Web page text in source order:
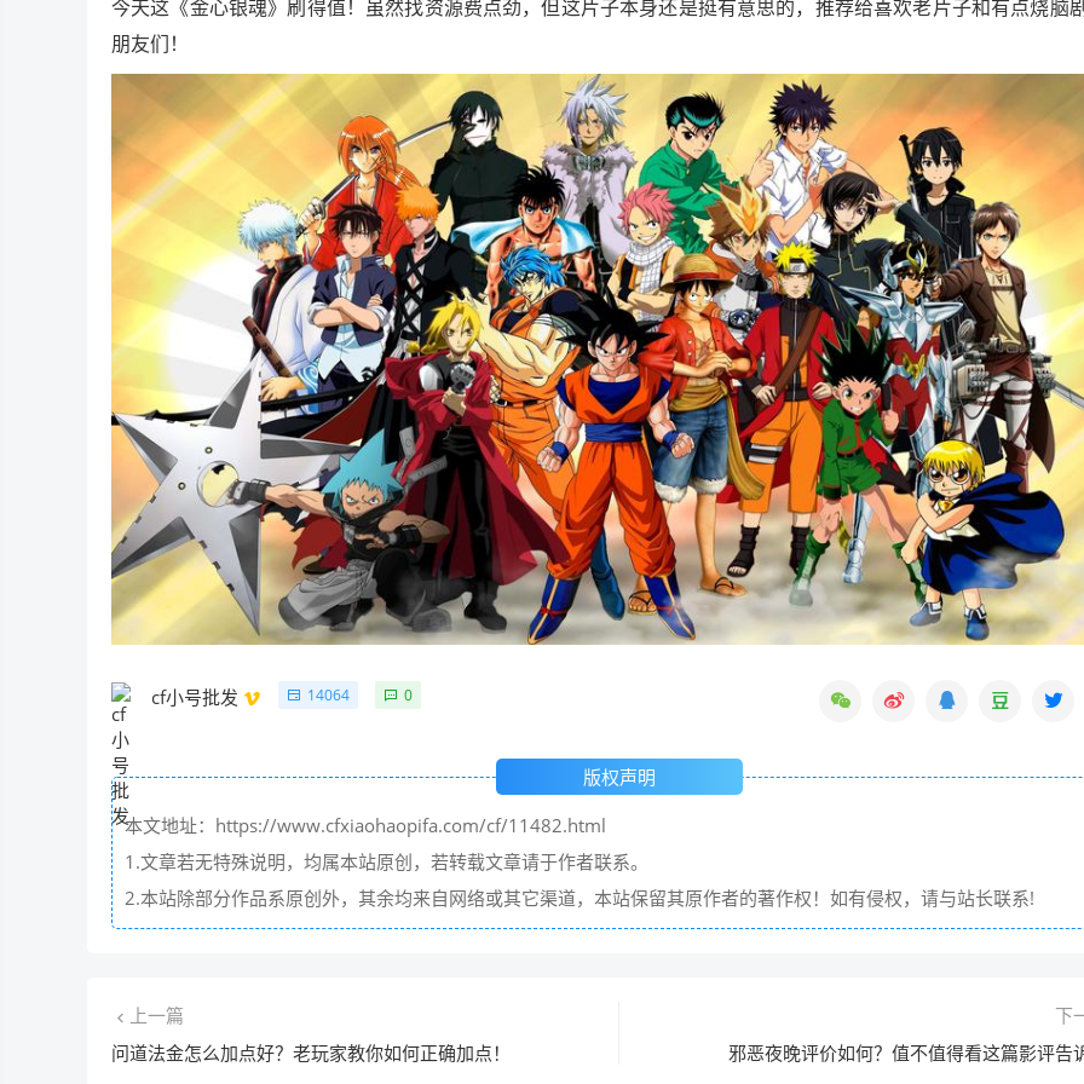
今天这《金心银魂》刷得值！虽然找资源费点劲，但这片子本身还是挺有意思的，推荐给喜欢老片子和有点烧脑
朋友们！
cf小号批发 14064 0
版权声明
本文地址：https://www.cfxiaohaopifa.com/cf/11482.html
1.文章若无特殊说明，均属本站原创，若转载文章请于作者联系。
2.本站除部分作品系原创外，其余均来自网络或其它渠道，本站保留其原作者的著作权！如有侵权，请与站长联系!
上一篇
问道法金怎么加点好？老玩家教你如何正确加点！
下
邪恶夜晚评价如何？值不值得看这篇影评告